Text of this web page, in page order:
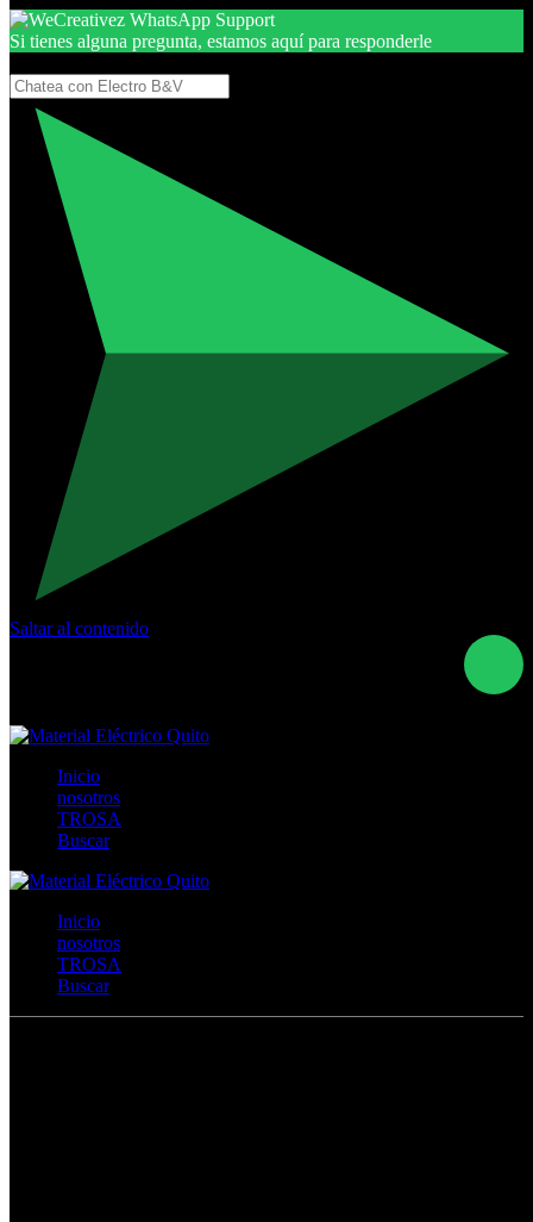
Si tienes alguna pregunta, estamos aquí para responderle
Saltar al contenido
Inicio
nosotros
TROSA
Buscar
Inicio
nosotros
TROSA
Buscar